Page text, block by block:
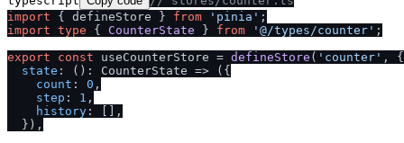
import { defineStore } from 'pinia'
import type { CounterState } from '@/types /counter' ;
export
const useCounterStore = defineStore ( 'counter' , {
state : (): CounterState => ({
count : 0 ,
step : 1 ,
history : [],
  }),